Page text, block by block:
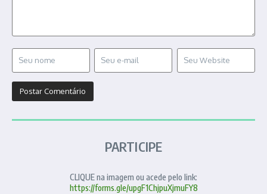
PARTICIPE
CLIQUE na imagem ou acede pelo link:
https://forms.gle/upgF1ChjpuXjmuFY8